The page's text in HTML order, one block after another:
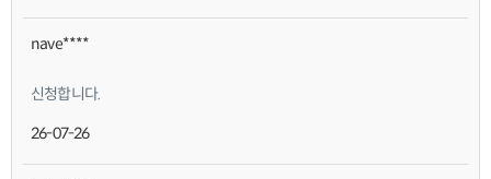
nave****
신청합니다.
26-07-26